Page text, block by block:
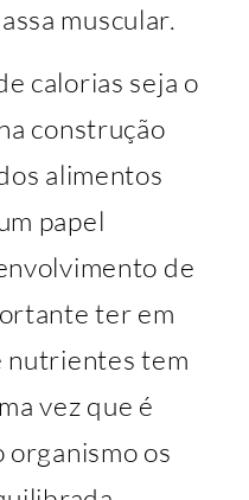
muscular.
calorias seja o
construção
alimentos
papel
de
ter em
nutrientes tem
vez que é
organismo os